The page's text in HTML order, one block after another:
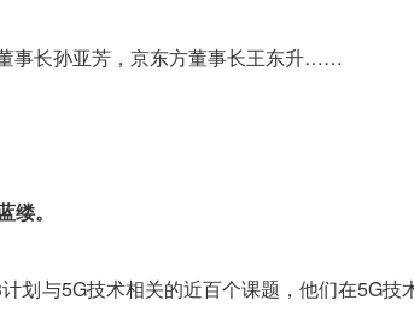
事长孙亚芳，京东方董事长王东升……
。
划与5G技术相关的近百个课题，他们在5G技